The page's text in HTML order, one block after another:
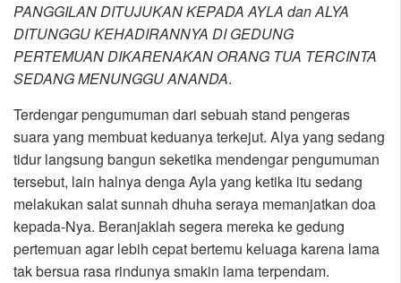
PANGGILAN DITUJUKAN KEPADA AYLA dan ALYA
DITUNGGU KEHADIRANNYA DI GEDUNG
PERTEMUAN DIKARENAKAN ORANG TUA TERCINTA
SEDANG MENUNGGU ANANDA.
Terdengar pengumuman dari sebuah stand pengeras
suara yang membuat keduanya terkejut. Alya yang sedang
tidur langsung bangun seketika mendengar pengumuman
tersebut, lain halnya denga Ayla yang ketika itu sedang
melakukan salat sunnah dhuha seraya memanjatkan doa
kepada-Nya. Beranjaklah segera mereka ke gedung
pertemuan agar lebih cepat bertemu keluaga karena lama
tak bersua rasa rindunya smakin lama terpendam.